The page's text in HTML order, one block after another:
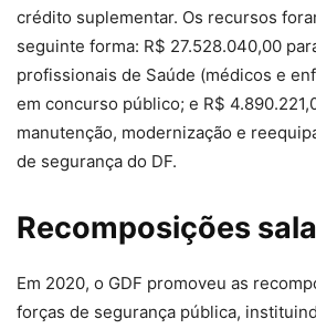
crédito suplementar. Os recursos
seguinte forma: R$ 27.528.040,00
profissionais de Saúde (médicos e
em concurso público; e R$
manutenção, modernização e
de segurança do DF.
Recomposições
Em 2020, o GDF promoveu as
forças de segurança pública,